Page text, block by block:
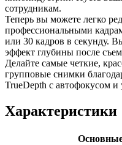
сотрудникам.
Теперь вы можете легко
профессиональными
или 30 кадров в секунду.
эффект глубины после
Делайте самые четкие,
групповые снимки
TrueDepth с автофокусом
Характеристики